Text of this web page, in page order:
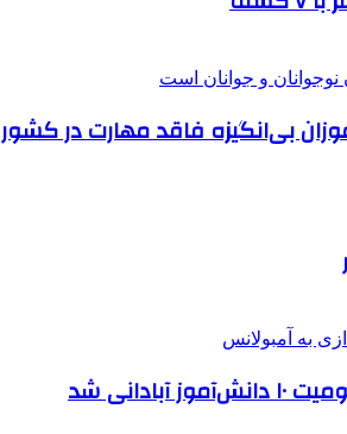
بی‌انگیزه فاقد مهارت در کشور
شد